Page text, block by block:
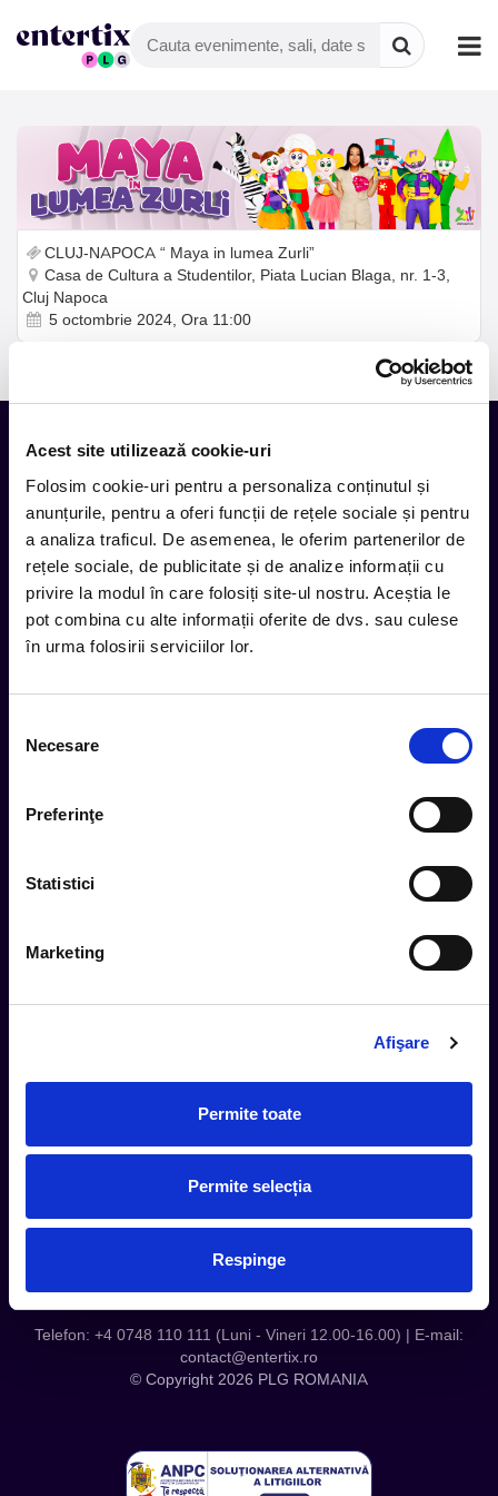
Acest site utilizează cookie-uri
Folosim cookie-uri pentru a personaliza conținutul și
anunțurile, pentru a oferi funcții de rețele sociale și pentru
a analiza traficul. De asemenea, le oferim partenerilor de
rețele sociale, de publicitate și de analize informații cu
privire la modul în care folosiți site-ul nostru. Aceștia le
pot combina cu alte informații oferite de dvs. sau culese
în urma folosirii serviciilor lor.
consimțământului
Necesare
Preferinţe
Statistici
Marketing
Afişare
Permite toate
Permite selecția
Respinge
CLUJ-NAPOCA “ Maya in lumea Zurli”
Casa de Cultura a Studentilor, Piata Lucian Blaga, nr. 1-3,
Cluj Napoca
5 octombrie 2024, Ora 11:00
Tot ce te intereseaza, direct in
inbox.
Aboneaza-te la newsletter-ul nostru, fii primul la care ajung
evenimentele noi.
Urmareste noutatile pe
Metode plata
Magazine partenere
Servicii Organizatori
Despre noi
Telefon: +4 0748 110 111 (Luni - Vineri 12.00-16.00) | E-mail:
contact@entertix.ro
© Copyright 2026 PLG ROMANIA